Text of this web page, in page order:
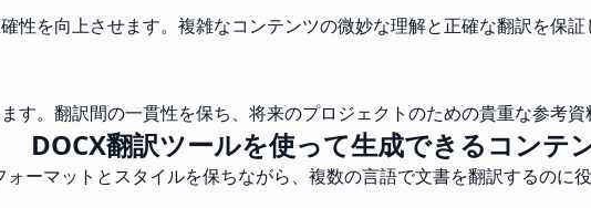
性を向上させます。複雑なコンテンツの微妙な理解と正確な翻訳を保証
す。翻訳間の一貫性を保ち、将来のプロジェクトのための貴重な参考資
DOCX翻訳ツールを使って生成できるコンテ
ーマットとスタイルを保ちながら、複数の言語で文書を翻訳するのに